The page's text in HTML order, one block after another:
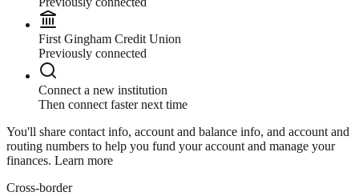
First Gingham Credit Union
Previously connected
Connect a new institution
Then connect faster next time
You'll share contact info, account and balance info, and account and
routing numbers to help you fund your account and manage your
finances. Learn more
Cross-border